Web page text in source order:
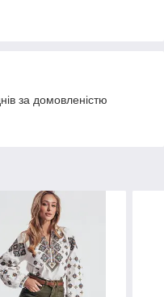
за домовленістю